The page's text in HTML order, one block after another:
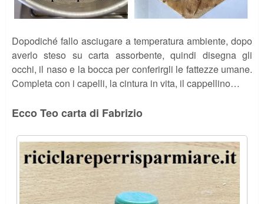
Dopodiché fallo asciugare a temperatura ambiente, dopo
averlo steso su carta assorbente, quindi disegna gli
occhi, il naso e la bocca per conferirgli le fattezze umane.
Completa con i capelli, la cintura in vita, il cappellino…
Ecco Teo carta di Fabrizio